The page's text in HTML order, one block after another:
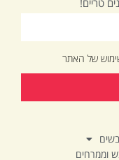
טריים!
של האתר
וממרחים